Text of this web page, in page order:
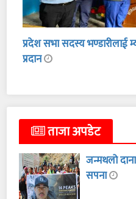
प्रदेश सभा सदस्य भण्डारीलाई
प्रदान
ताजा अपडेट
जन्मथलो
सपना